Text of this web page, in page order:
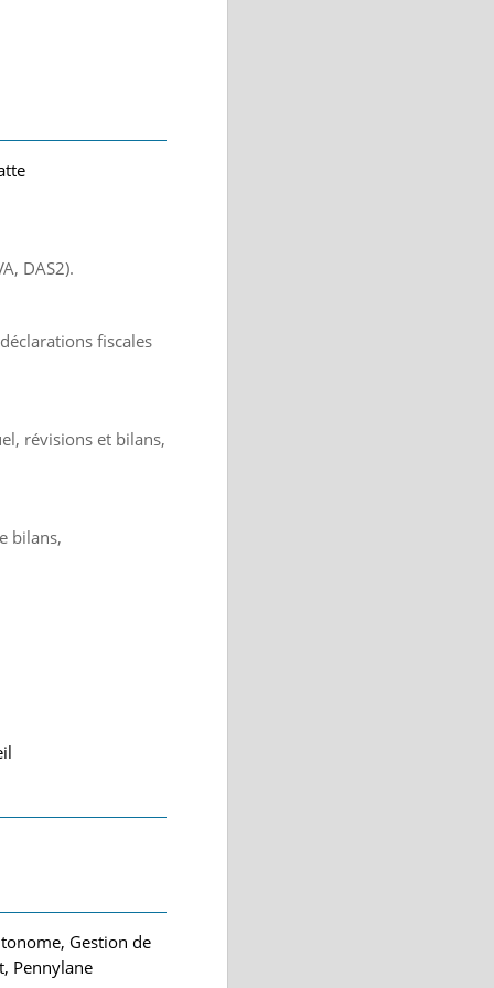
DAS2).
fiscales
révisions et bilans,
bilans,
Gestion de
Pennylane